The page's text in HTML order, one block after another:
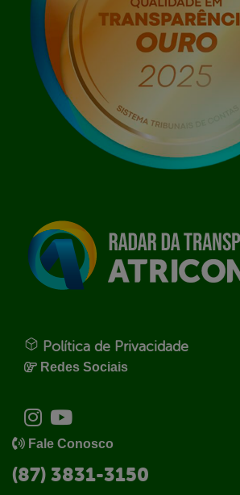
Política de Privacidade
Redes Sociais
Fale Conosco
(87) 3831-3150